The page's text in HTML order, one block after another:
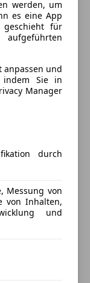
schöner
Farbe
fühlt man sich
viele tolle
solch einem
5
nicht mehr
werden, um
es eine App
für
anpassen und
indem Sie in
Manager
durch
Messung von
von Inhalten,
und